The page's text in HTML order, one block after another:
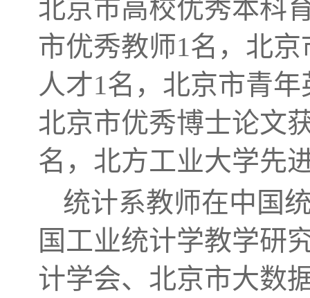
北京市高校优秀本科
市优秀教师1名，北
人才1名，北京市青
北京市优秀博士论文
名，北方工业大学先
统计系教师在中国
国工业统计学教学研
计学会、北京市大数